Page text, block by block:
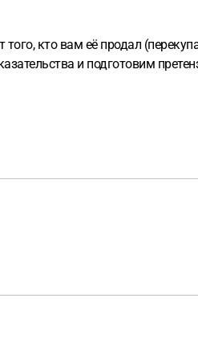
кто вам её продал
и подготовим